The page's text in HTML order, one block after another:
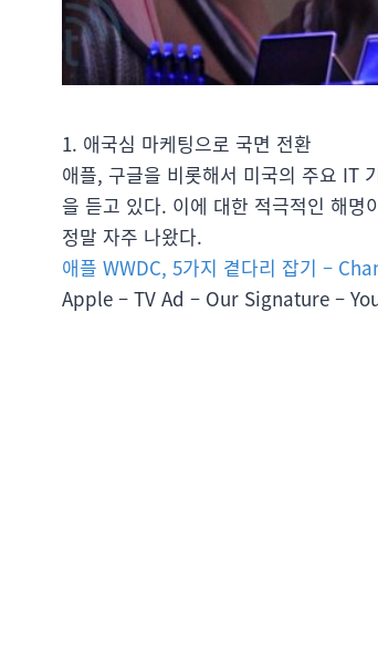
1. 애국심 마케팅으로 국면 전환
애플, 구글을 비롯해서 미국의 주요 IT
을 듣고 있다. 이에 대한 적극적인 해
정말 자주 나왔다.
애플 WWDC, 5가지 곁다리 잡기 –
Apple – TV Ad – Our Signature –